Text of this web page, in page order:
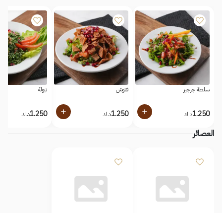
سلطة جرجير
1.250د.ك
فتوش
1.250د.ك
تبولة
1.250د.ك
العصائر